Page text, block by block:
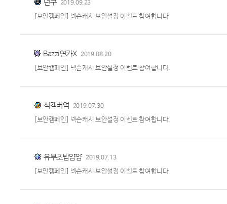
년쿠 2019.09.23
[보안캠페인] 넥슨캐시 보안설정 이벤트 참여합니다
Bazzi연카X 2019.08.20
[보안캠페인] 넥슨캐시 보안설정 이벤트 참여합니다.
식객버억 2019.07.30
[보안캠페인] 넥슨캐시 보안설정 이벤트 참여합니다.
유부초밥얌얌 2019.07.13
[보안캠페인] 넥슨캐시 보안설정 이벤트 참여합니다